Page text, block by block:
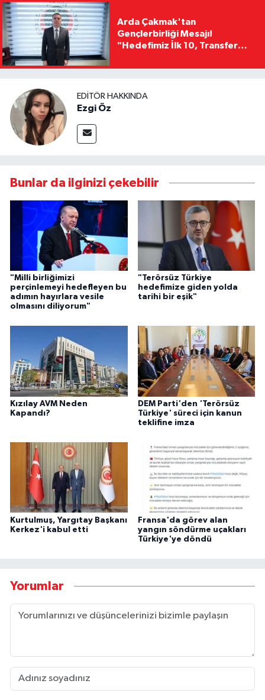
Arda Çakmak'tan
Gençlerbirliği Mesajı!
"Hedefimiz İlk 10, Transfer
Kaldıracağız"
EDITÖR HAKKINDA
Ezgi Öz
Bunlar da ilginizi çekebilir
"Milli birliğimizi
perçinlemeyi hedefleyen bu
adımın hayırlara vesile
olmasını diliyorum"
"Terörsüz Türkiye
hedefimize giden yolda
tarihi bir eşik"
Kızılay AVM Neden
Kapandı?
DEM Parti'den 'Terörsüz
Türkiye' süreci için kanun
teklifine imza
Kurtulmuş, Yargıtay Başkanı
Kerkez'i kabul etti
Fransa'da görev alan
yangın söndürme uçakları
Türkiye'ye döndü
Yorumlar